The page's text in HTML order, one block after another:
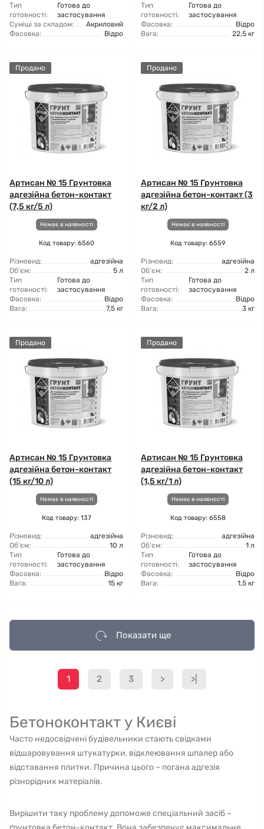
Тип
готовності:
Готова до
застосування
Суміші за складом:
Акриловий
Фасовка:
Відро
Тип
готовності:
Готова до
застосування
Фасовка:
Відро
Вага:
22,5 кг
Продано
Артисан № 15 Грунтовка
адгезійна бетон-контакт
(7,5 кг/5 л)
Немає в наявності
Код товару: 6560
Різновид:
адгезійна
Об'єм:
5 л
Тип
готовності:
Готова до
застосування
Фасовка:
Відро
Вага:
7,5 кг
Продано
Артисан № 15 Грунтовка
адгезійна бетон-контакт (3
кг/2 л)
Немає в наявності
Код товару: 6559
Різновид:
адгезійна
Об'єм:
2 л
Тип
готовності:
Готова до
застосування
Фасовка:
Відро
Вага:
3 кг
Продано
Артисан № 15 Грунтовка
адгезійна бетон-контакт
(15 кг/10 л)
Немає в наявності
Код товару: 137
Різновид:
адгезійна
Об'єм:
10 л
Тип
готовності:
Готова до
застосування
Фасовка:
Відро
Вага:
15 кг
Продано
Артисан № 15 Грунтовка
адгезійна бетон-контакт
(1,5 кг/1 л)
Немає в наявності
Код товару: 6558
Різновид:
адгезійна
Об'єм:
1 л
Тип
готовності:
Готова до
застосування
Фасовка:
Відро
Вага:
1,5 кг
Показати ще
1 2 3 > >|
Бетоноконтакт у Києві
Часто недосвідчені будівельники стають свідками
відшаровування штукатурки, відклеювання шпалер або
відставання плитки. Причина цього – погана адгезія
різнорідних матеріалів.
Вирішити таку проблему допоможе спеціальний засіб –